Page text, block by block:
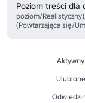
Poziom treści dla
poziom/
(Powtarzająca się/
Aktywny
Ulubione